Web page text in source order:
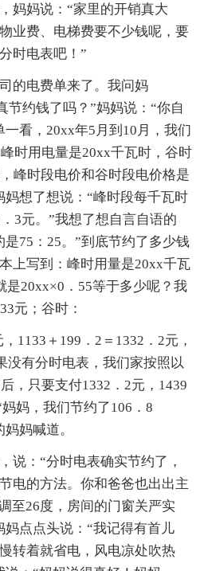
妈妈说：“家里的开销真大
业费、电梯费要不少钱呢，要
时电表吧！”
的电费单来了。我问妈
节约钱了吗？”妈妈说：“你自
看，20xx年5月到10月，我们
时用电量是20xx千瓦时，谷时
峰时段电价和谷时段电价格是
想了想说：“峰时段每千瓦时
3元。”我想了想自言自语的
75：25。”到底节约了多少钱
上写到：峰时用量是20xx千瓦
是20xx×0．55等于多少呢？我
元；谷时：
1133＋199．2＝1332．2元，
没有分时电表，我们家按照以
，只要支付1332．2元，1439
妈，我们节约了106．8
妈喊道。
说：“分时电表确实节约了，
电的方法。你和爸爸也出出主
至26度，房间的门窗关严实
点点头说：“我记得有首儿
转着就省电，风电凉处吹热